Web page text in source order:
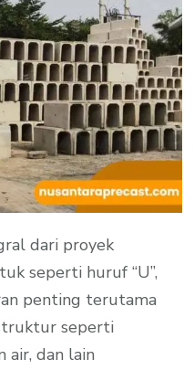
dari proyek
seperti huruf “U”,
penting terutama
seperti
air, dan lain